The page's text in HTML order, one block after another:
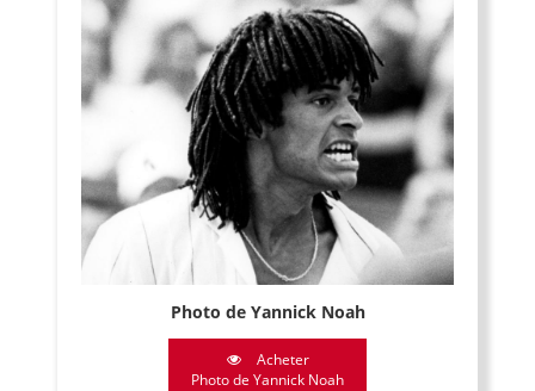
Photo de Yannick Noah
Acheter
Photo de Yannick Noah